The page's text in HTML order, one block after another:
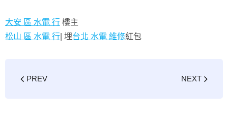
大安 區 水電 行 樓主
松山 區 水電 行 埋台北 水電 維修紅包
PREV NEXT